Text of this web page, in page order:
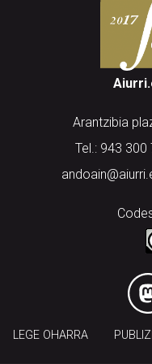
Arantzibia
Tel.: 943 300
LEGE OHARRA